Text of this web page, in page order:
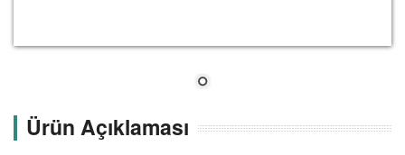
Ürün Açıklaması